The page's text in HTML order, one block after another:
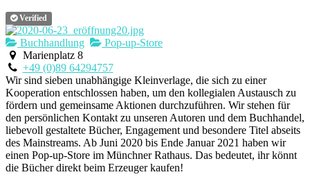
Verified
Buchhandlung
Pop-up-Store
Marienplatz 8
+49 (0)89 64294757
Wir sind sieben unabhängige Kleinverlage, die sich zu einer
Kooperation entschlossen haben, um den kollegialen Austausch zu
fördern und gemeinsame Aktionen durchzuführen. Wir stehen für
den persönlichen Kontakt zu unseren Autoren und dem Buchhandel,
liebevoll gestaltete Bücher, Engagement und besondere Titel abseits
des Mainstreams. Ab Juni 2020 bis Ende Januar 2021 haben wir
einen Pop-up-Store im Münchner Rathaus. Das bedeutet, ihr könnt
die Bücher direkt beim Erzeuger kaufen!